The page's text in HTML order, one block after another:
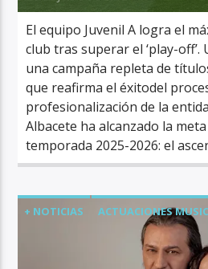
El equipo Juvenil A logra el
club tras superar el ‘play-
una campaña repleta de
que reafirma el éxitodel
profesionalización de la
Albacete ha alcanzado la
temporada 2025-2026: el
+ NOTICIAS
ACTUACIONES